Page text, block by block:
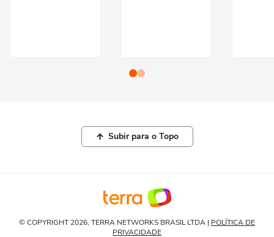
Subir para o Topo
© COPYRIGHT 2026, TERRA NETWORKS BRASIL LTDA | POLÍTICA DE
PRIVACIDADE